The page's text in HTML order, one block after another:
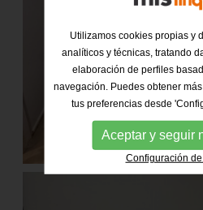
Utilizamos cookies propias y
analíticos y técnicas, tratando
elaboración de perfiles
navegación. Puedes obtener
tus preferencias desde
Aceptar y seguir
Configuración